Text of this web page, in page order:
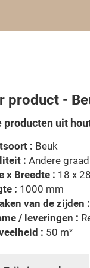
product -
producten uit
: Beuk
: Andere
x Breedte : 18 x
: 1000 mm
van de zijden :
/ leveringen :
: 50 m²